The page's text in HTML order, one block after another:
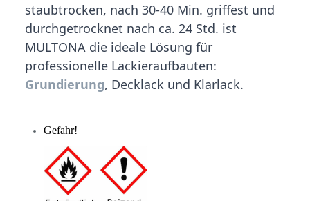
staubtrocken, nach 30-40 Min. griffest und
durchgetrocknet nach ca. 24 Std. ist
MULTONA die ideale Lösung für
professionelle Lackieraufbauten:
Grundierung, Decklack und Klarlack.
Gefahr!